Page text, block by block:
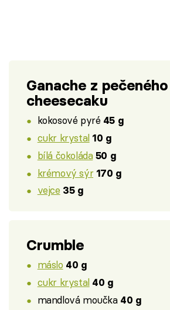
Ganache z pečeného
cheesecaku
kokosové pyré 45 g
cukr krystal 10 g
bílá čokoláda 50 g
krémový sýr 170 g
vejce 35 g
Crumble
máslo 40 g
cukr krystal 40 g
mandlová moučka 40 g